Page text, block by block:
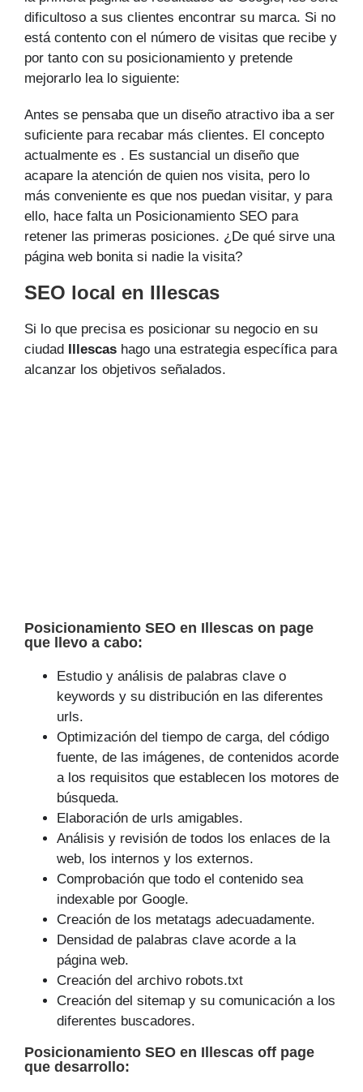
dificultoso a sus clientes encontrar su marca. Si no
está contento con el número de visitas que recibe y
por tanto con su posicionamiento y pretende
mejorarlo lea lo siguiente:
Antes se pensaba que un diseño atractivo iba a ser
suficiente para recabar más clientes. El concepto
actualmente es . Es sustancial un diseño que
acapare la atención de quien nos visita, pero lo
más conveniente es que nos puedan visitar, y para
ello, hace falta un Posicionamiento SEO para
retener las primeras posiciones. ¿De qué sirve una
página web bonita si nadie la visita?
SEO local en Illescas
Si lo que precisa es posicionar su negocio en su
ciudad
Illescas hago una estrategia específica para
alcanzar los objetivos señalados.
Posicionamiento SEO en Illescas on page
que llevo a cabo:
Estudio y análisis de palabras clave o
keywords y su distribución en las diferentes
urls.
Optimización del tiempo de carga, del código
fuente, de las imágenes, de contenidos acorde
a los requisitos que establecen los motores de
búsqueda.
Elaboración de urls amigables.
Análisis y revisión de todos los enlaces de la
web, los internos y los externos.
Comprobación que todo el contenido sea
indexable por Google.
Creación de los metatags adecuadamente.
Densidad de palabras clave acorde a la
página web.
Creación del archivo robots.txt
Creación del sitemap y su comunicación a los
diferentes buscadores.
Posicionamiento SEO en Illescas off page
que desarrollo: